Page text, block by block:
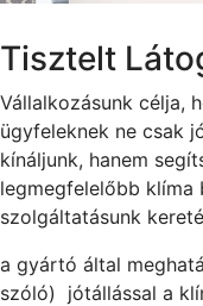
Tisztelt
Vállalkozásunk célja,
ügyfeleknek ne csak
kínáljunk, hanem
legmegfelelőbb klíma
szolgáltatásunk
a gyártó által
szóló) jótállással a